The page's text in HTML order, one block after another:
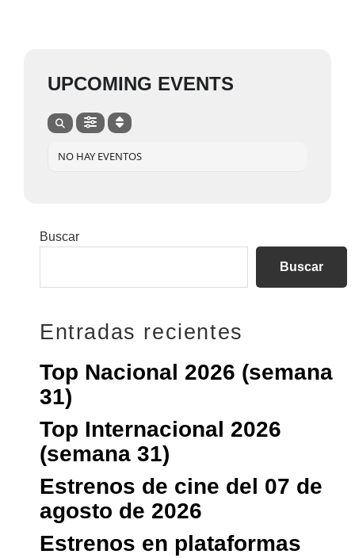
UPCOMING EVENTS
NO HAY EVENTOS
Barra
principal
Buscar
Buscar
Entradas recientes
Top Nacional 2026 (semana
31)
Top Internacional 2026
(semana 31)
Estrenos de cine del 07 de
agosto de 2026
Estrenos en plataformas